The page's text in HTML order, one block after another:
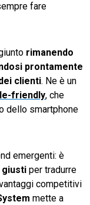
fare
rimanendo
prontamente
clienti. Ne è un
friendly, che
dello smartphone
emergenti: è
per tradurre
competitivi
mette a